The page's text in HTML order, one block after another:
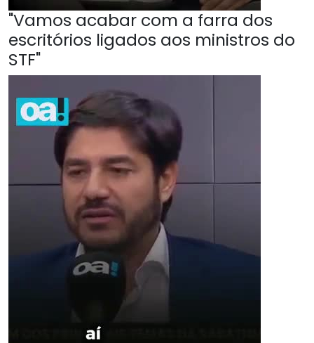
"Vamos acabar com a farra dos
escritórios ligados aos ministros do
STF"